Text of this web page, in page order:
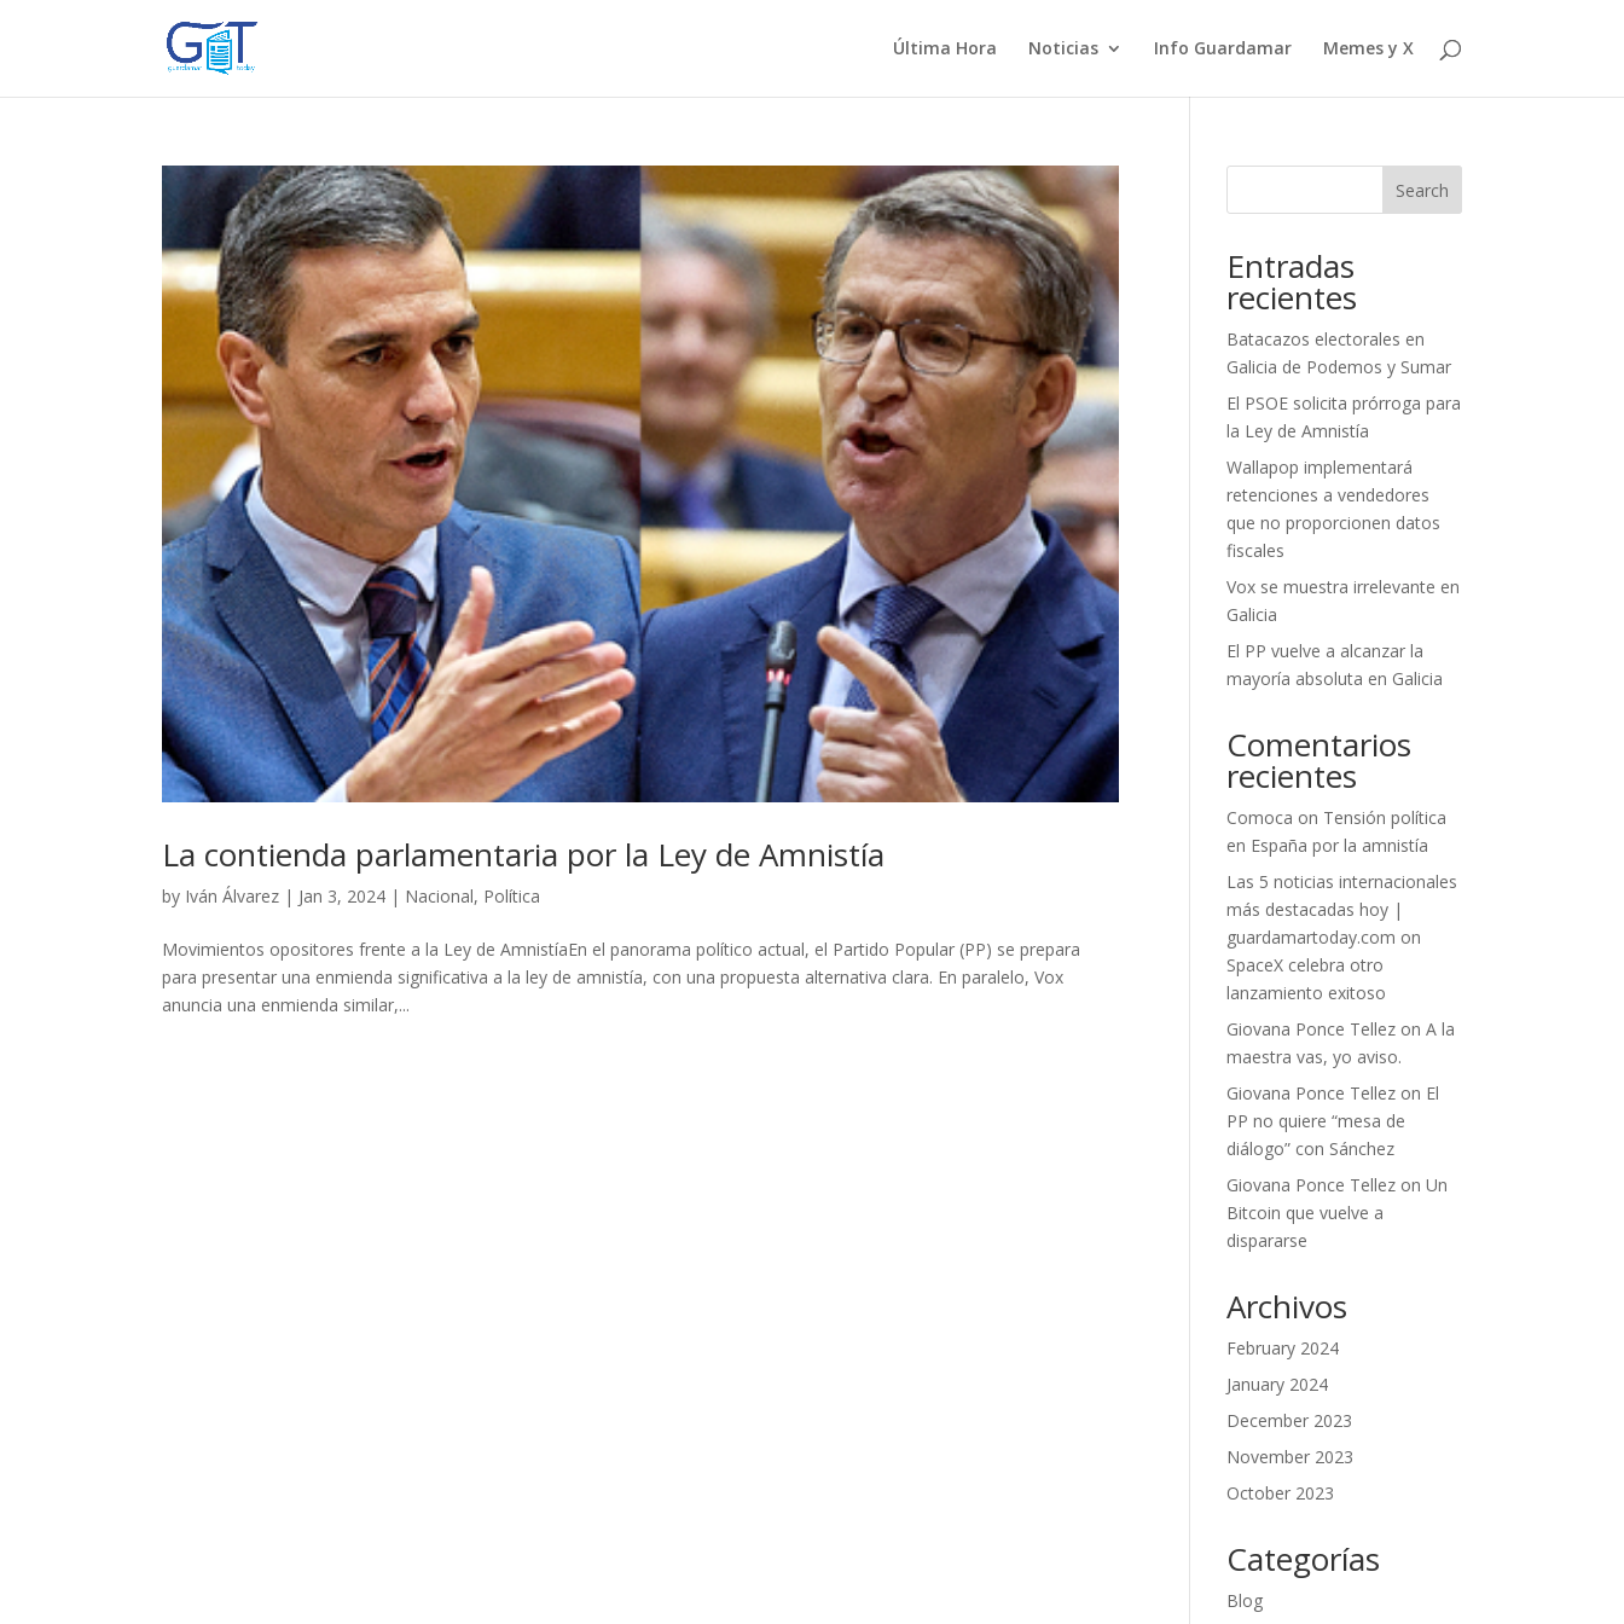
Última Hora Noticias Info Guardamar Memes y X
La contienda parlamentaria por la Ley de Amnistía
by Iván Álvarez | Jan 3, 2024 | Nacional, Política
Movimientos opositores frente a la Ley de AmnistíaEn el panorama político actual, el Partido Popular (PP) se prepara
para presentar una enmienda significativa a la ley de amnistía, con una propuesta alternativa clara. En paralelo, Vox
anuncia una enmienda similar,...
Search
Entradas
recientes
Batacazos electorales en
Galicia de Podemos y Sumar
El PSOE solicita prórroga para
la Ley de Amnistía
Wallapop implementará
retenciones a vendedores
que no proporcionen datos
fiscales
Vox se muestra irrelevante en
Galicia
El PP vuelve a alcanzar la
mayoría absoluta en Galicia
Comentarios
recientes
Comoca on Tensión política
en España por la amnistía
Las 5 noticias internacionales
más destacadas hoy |
guardamartoday.com on
SpaceX celebra otro
lanzamiento exitoso
Giovana Ponce Tellez onA la
maestra vas, yo aviso.
Giovana Ponce Tellez on El
PP no quiere “mesa de
diálogo” con Sánchez
Giovana Ponce Tellez onUn
Bitcoin que vuelve a
dispararse
Archivos
February 2024
January 2024
December 2023
November 2023
October 2023
Categorías
Blog